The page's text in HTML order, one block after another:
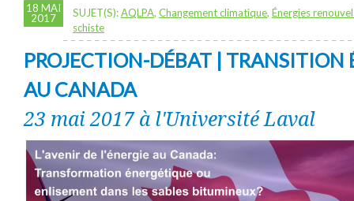
18 MAI
2017
SUJET(S):AQLPA, Changement climatique, Énergies
schiste
PROJECTION-DÉBAT | TRANSITION
AU CANADA
23 mai 2017 à l'Université Laval